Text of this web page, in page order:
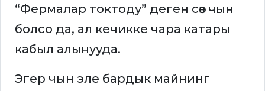
“Фермалар токтоду” деген сөз чын
болсо да, ал кечикке чара катары
кабыл алынууда.
Эгер чын эле бардык майнинг